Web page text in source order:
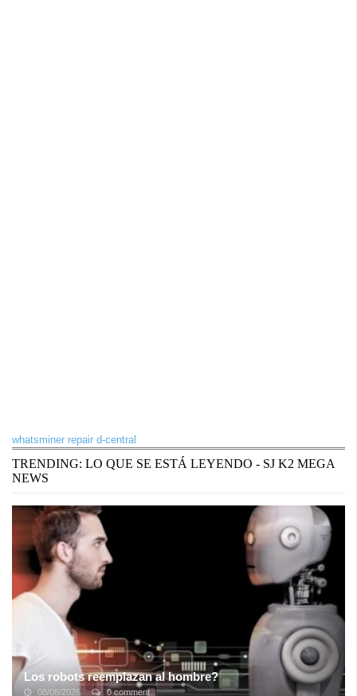
whatsminer repair d-central
TRENDING: LO QUE SE ESTÁ LEYENDO - SJ K2 MEGA
NEWS
Los robots reemplazan al hombre?
08/08/2026 0 comment